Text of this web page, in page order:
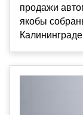
продажи
якобы